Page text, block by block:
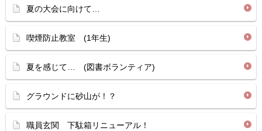
夏の大会に向けて…
喫煙防止教室 (1年生)
夏を感じて… (図書ボランティア)
グラウンドに砂山が！？
職員玄関 下駄箱リニューアル！